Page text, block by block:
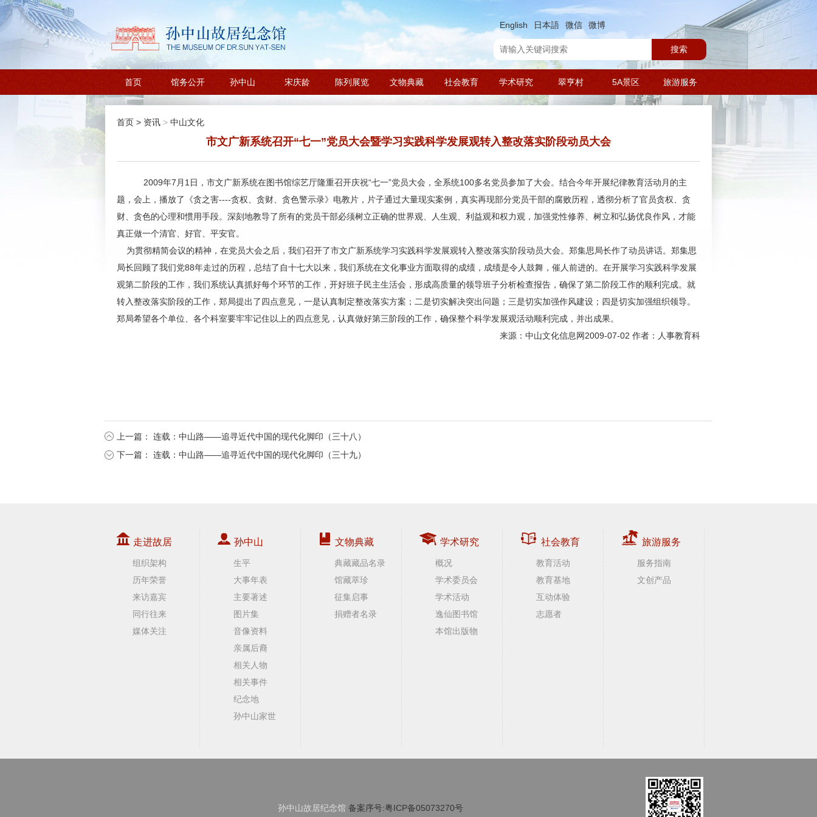
English 日本語 微信 微博
搜索
首页 馆务公开 孙中山 宋庆龄 陈列展览 文物典藏 社会教育 学术研究 翠亨村 5A景区 旅游服务
首页 > 资讯 > 中山文化
市文广新系统召开“七一”党员大会暨学习实践科学发展观转入整改落实阶段动员大会
2009年7月1日，市文广新系统在图书馆综艺厅隆重召开庆祝“七一”党员大会，全系统100多名党员参加了大会。结合今年开展纪律教育活动月的主
题，会上，播放了《贪之害----贪权、贪财、贪色警示录》电教片，片子通过大量现实案例，真实再现部分党员干部的腐败历程，透彻分析了官员贪权、贪
财、贪色的心理和惯用手段。深刻地教导了所有的党员干部必须树立正确的世界观、人生观、利益观和权力观，加强党性修养、树立和弘扬优良作风，才能
真正做一个清官、好官、平安官。
为贯彻精简会议的精神，在党员大会之后，我们召开了市文广新系统学习实践科学发展观转入整改落实阶段动员大会。郑集思局长作了动员讲话。郑集思
局长回顾了我们党88年走过的历程，总结了自十七大以来，我们系统在文化事业方面取得的成绩，成绩是令人鼓舞，催人前进的。在开展学习实践科学发展
观第二阶段的工作，我们系统认真抓好每个环节的工作，开好班子民主生活会，形成高质量的领导班子分析检查报告，确保了第二阶段工作的顺利完成。就
转入整改落实阶段的工作，郑局提出了四点意见，一是认真制定整改落实方案；二是切实解决突出问题；三是切实加强作风建设；四是切实加强组织领导。
郑局希望各个单位、各个科室要牢牢记住以上的四点意见，认真做好第三阶段的工作，确保整个科学发展观活动顺利完成，并出成果。
来源：中山文化信息网2009-07-02 作者：人事教育科
上一篇： 连载：中山路——追寻近代中国的现代化脚印（三十八）
下一篇： 连载：中山路——追寻近代中国的现代化脚印（三十九）
走进故居
组织架构
历年荣誉
来访嘉宾
同行往来
媒体关注
孙中山
生平
大事年表
主要著述
图片集
音像资料
亲属后裔
相关人物
相关事件
纪念地
孙中山家世
文物典藏
典藏藏品名录
馆藏萃珍
征集启事
捐赠者名录
学术研究
概况
学术委员会
学术活动
逸仙图书馆
本馆出版物
社会教育
教育活动
教育基地
互动体验
志愿者
旅游服务
服务指南
文创产品
孙中山故居纪念馆 备案序号:粤ICP备05073270号